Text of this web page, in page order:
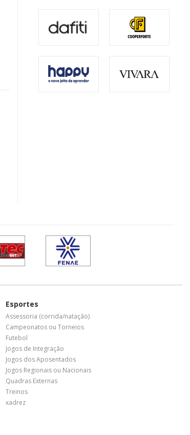
Esportes
Assessoria (corrida/natação)
Campeonatos ou Torneios
Futebol
Jogos de Integração
Jogos dos Aposentados
Jogos Regionais ou Nacionais
Quadras Externas
Treinos
xadrez